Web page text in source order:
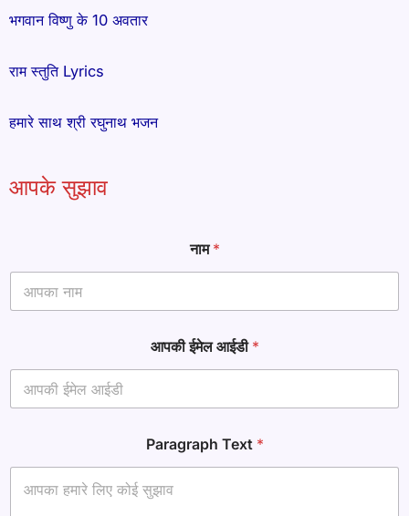
भगवान विष्णु के 10 अवतार
राम स्तुति Lyrics
हमारे साथ श्री रघुनाथ भजन
आपके सुझाव
नाम*
आपकी ईमेल आईडी *
e
x
Paragraph Text *